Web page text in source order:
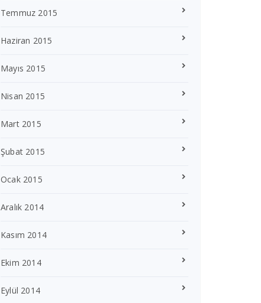
Temmuz 2015
Haziran 2015
Mayıs 2015
Nisan 2015
Mart 2015
Şubat 2015
Ocak 2015
Aralık 2014
Kasım 2014
Ekim 2014
Eylül 2014